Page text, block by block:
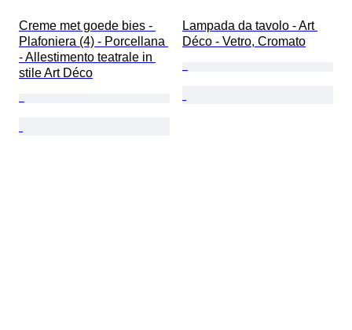
Creme met goede bies -
Plafoniera (4) - Porcellana
- Allestimento teatrale in
stile Art Déco
Lampada da tavolo - Art
Déco - Vetro, Cromato